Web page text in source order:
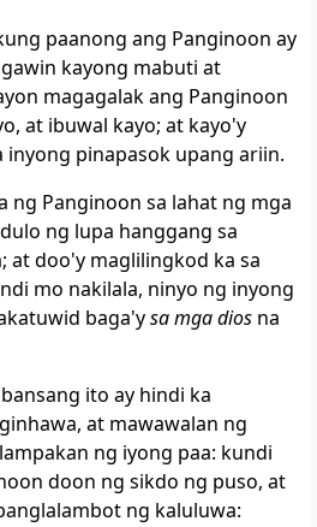
paanong ang Panginoon ay
kayong mabuti at
magagalak ang Panginoon
at ibuwal kayo; at kayo'y
inyong pinapasok upang ariin.
ng Panginoon sa lahat ng mga
ng lupa hanggang sa
atdoo'y maglilingkod ka sa
mo nakilala, ninyo ng inyong
baga'ysa mga dios na
ito ay hindi ka
at mawawalan ng
ng iyong paa: kundi
doon ng sikdo ng puso, at
ng kaluluwa: